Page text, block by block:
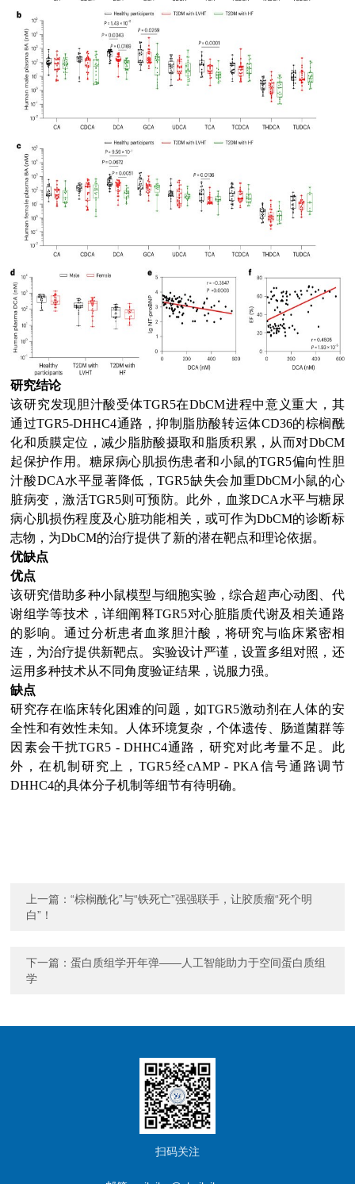
研究结论
该研究发现胆汁酸受体TGR5在DbCM进程中意义重大，其
通过TGR5-DHHC4通路，抑制脂肪酸转运体CD36的棕榈酰
化和质膜定位，减少脂肪酸摄取和脂质积累，从而对DbCM
起保护作用。糖尿病心肌损伤患者和小鼠的TGR5偏向性胆
汁酸DCA水平显著降低，TGR5缺失会加重DbCM小鼠的心
脏病变，激活TGR5则可预防。此外，血浆DCA水平与糖尿
病心肌损伤程度及心脏功能相关，或可作为DbCM的诊断标
志物，为DbCM的治疗提供了新的潜在靶点和理论依据。
优缺点
优点
该研究借助多种小鼠模型与细胞实验，综合超声心动图、代
谢组学等技术，详细阐释TGR5对心脏脂质代谢及相关通路
的影响。通过分析患者血浆胆汁酸，将研究与临床紧密相
连，为治疗提供新靶点。实验设计严谨，设置多组对照，还
运用多种技术从不同角度验证结果，说服力强。
缺点
研究存在临床转化困难的问题，如TGR5激动剂在人体的安
全性和有效性未知。人体环境复杂，个体遗传、肠道菌群等
因素会干扰TGR5 - DHHC4通路，研究对此考量不足。此
外，在机制研究上，TGR5经cAMP - PKA信号通路调节
DHHC4的具体分子机制等细节有待明确。
上一篇：“棕榈酰化”与“铁死亡”强强联手，让胶质瘤“死个明
白”！
下一篇：蛋白质组学开年弹——人工智能助力于空间蛋白质组
学
扫码关注